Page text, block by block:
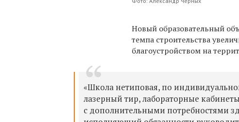
Новый образовательный
темпа строительства
благоустройством на
«Школа нетиповая, по
лазерный тир, лабораторные
с дополнительными потребностями